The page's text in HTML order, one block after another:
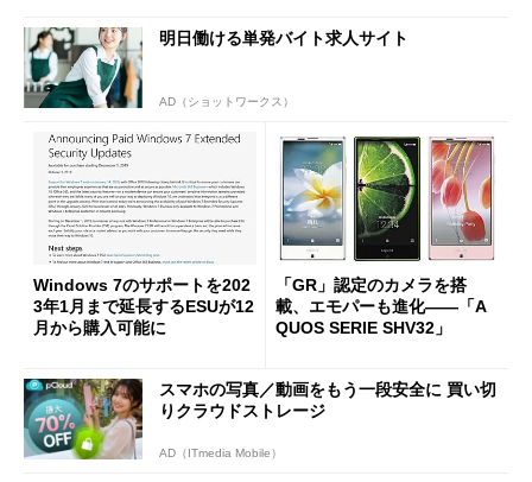
明日働ける単発バイト求人サイト
AD（ショットワークス）
Windows 7のサポートを202
3年1月まで延長するESUが12
月から購入可能に
「GR」認定のカメラを搭
載、エモパーも進化――「A
QUOS SERIE SHV32」
スマホの写真／動画をもう一段安全に 買い切
りクラウドストレージ
AD（ITmedia Mobile）